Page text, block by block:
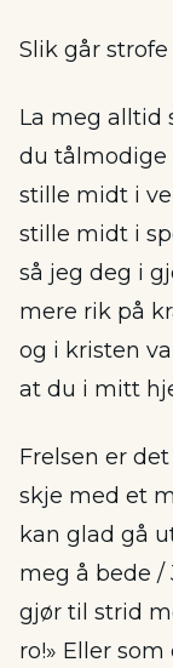
Slik går strofe
La meg alltid
du tålmodige
stille midt i
stille midt i
så jeg deg i
mere rik på
og i kristen
at du i mitt
Frelsen er
skje med et
kan glad gå
meg å bede /
gjør til strid
ro!» Eller